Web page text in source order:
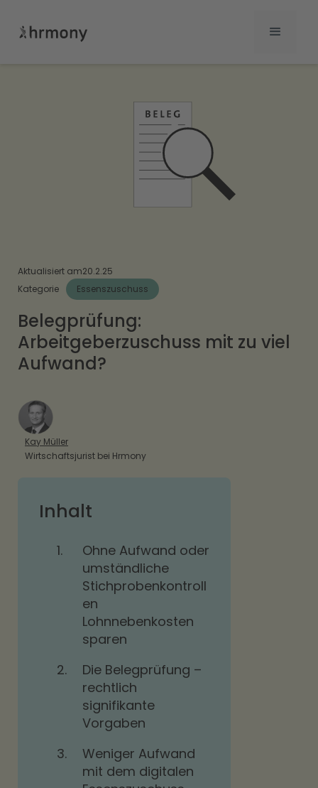
Aktualisiert am20.2.25
Kategorie
Essenszuschuss
Belegprüfung:
Arbeitgeberzuschuss mit zu viel
Aufwand?
Kay Müller
Wirtschaftsjurist bei Hrmony
Inhalt
1.
Ohne Aufwand oder
umständliche
Stichprobenkontroll
en
Lohnnebenkosten
sparen
2.
Die Belegprüfung –
rechtlich
signifikante
Vorgaben
3.
Weniger Aufwand
mit dem digitalen